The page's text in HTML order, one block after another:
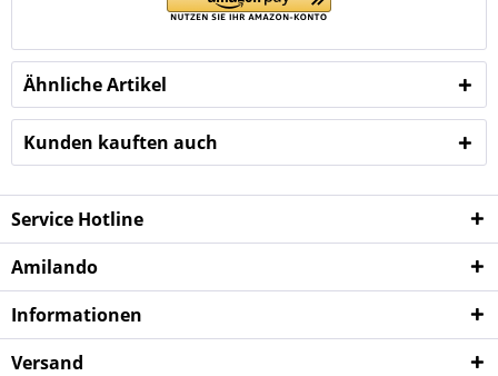
Ähnliche Artikel
Kunden kauften auch
Service Hotline
Amilando
Informationen
Versand